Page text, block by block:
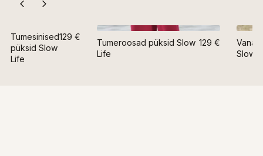
Tumesinised
püksid Slow
Life
129 €
Tumeroosad püksid Slow
Life
129 €
Slow